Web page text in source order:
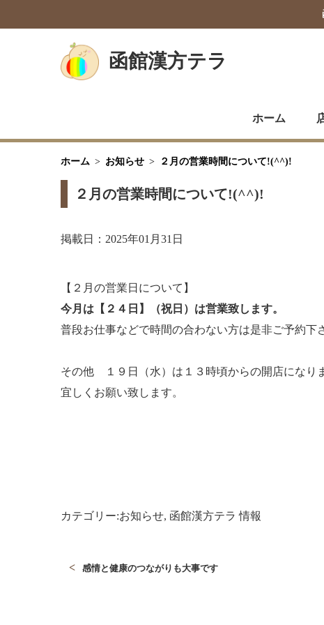
函館漢方テラ
ホーム
ホーム お知らせ ２月の営業時間について!(^^)!
２月の営業時間について!(^^)!
掲載日：2025年01月31日
【２月の営業日について】
今月は【２４日】（祝日）は営業致します。
普段お仕事などで時間の合わない方は是非ご予約下
その他 １９日（水）は１３時頃からの開店になり
宜しくお願い致します。
カテゴリー:お知らせ, 函館漢方テラ 情報
感情と健康のつながりも大事です